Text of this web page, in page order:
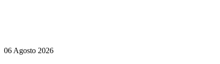
06 Agosto 2026